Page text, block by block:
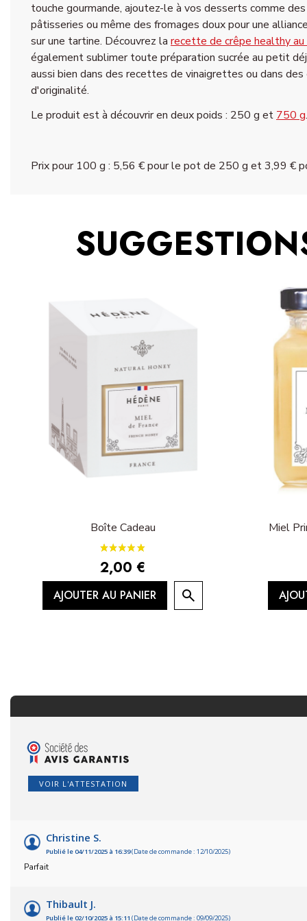
touche gourmande, ajoutez-le à vos desserts comme
pâtisseries ou même des fromages doux pour une
sur une tartine. Découvrez la recette de crêpe healthy
également sublimer toute préparation sucrée au petit
aussi bien dans des recettes de vinaigrettes ou dans
d'originalité.
Le produit est à découvrir en deux poids : 250 g et 750 g.
Prix pour 100 g : 5,56 € pour le pot de 250 g et 3,99 €
Boîte Cadeau
2,00 €
AJOUTER AU PANIER
Miel
VOIR L'ATTESTATION
Christine S.
Publié le 04/11/2025 à 16:39(Date de commande : 12/10/2025)
Parfait
Thibault J.
Publié le 02/10/2025 à 15:11 (Date de commande : 09/09/2025)